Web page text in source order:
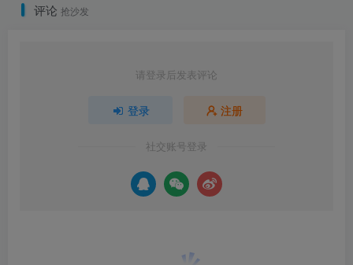
评论 抢沙发
请登录后发表评论
登录 注册
社交账号登录